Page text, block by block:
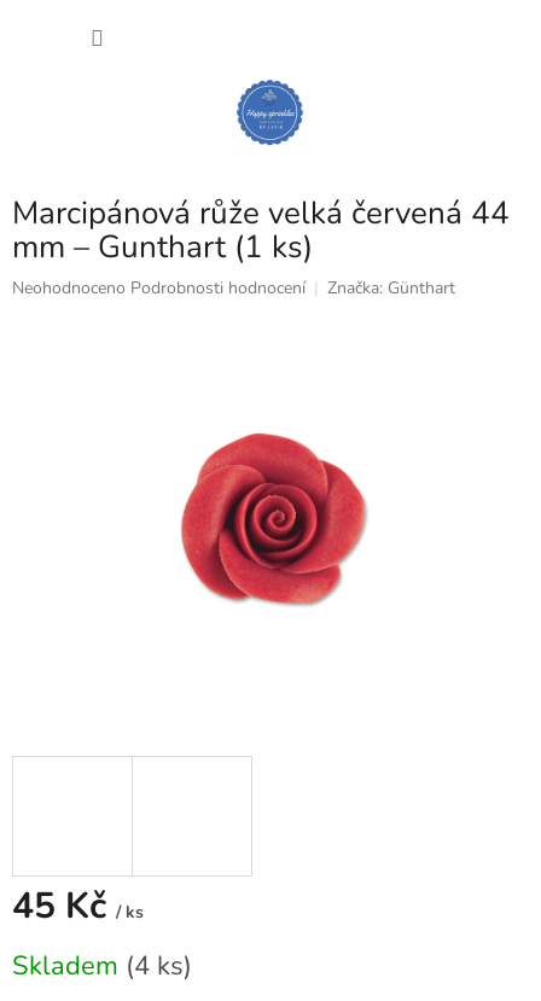
Marcipánová růže velká červená 44
mm – Gunthart (1 ks)
Průměrné
Neohodnoceno Podrobnosti hodnocení Značka: Günthart
45 Kč / ks
cena:
Skladem (4 ks)